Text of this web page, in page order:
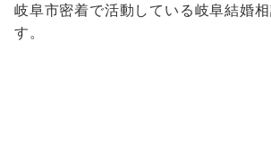
岐阜市密着で活動している岐阜結婚
す。